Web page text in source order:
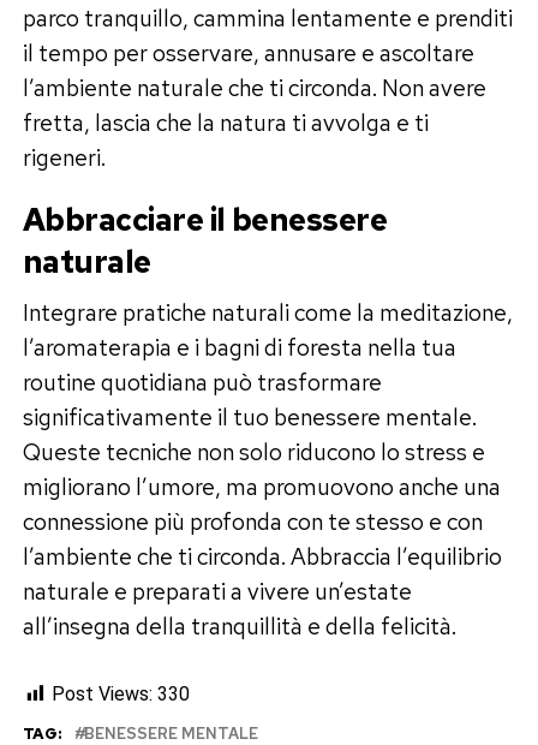
parco tranquillo, cammina lentamente e prenditi
il tempo per osservare, annusare e ascoltare
l’ambiente naturale che ti circonda. Non avere
fretta, lascia che la natura ti avvolga e ti
rigeneri.
Abbracciare il benessere
naturale
Integrare pratiche naturali come la meditazione,
l’aromaterapia e i bagni di foresta nella tua
routine quotidiana può trasformare
significativamente il tuo benessere mentale.
Queste tecniche non solo riducono lo stress e
migliorano l’umore, ma promuovono anche una
connessione più profonda con te stesso e con
l’ambiente che ti circonda. Abbraccia l’equilibrio
naturale e preparati a vivere un’estate
all’insegna della tranquillità e della felicità.
Post Views: 330
TAG: BENESSERE MENTALE